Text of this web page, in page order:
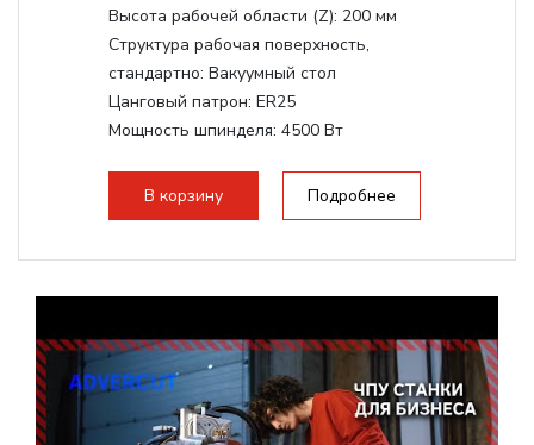
Высота рабочей области (Z): 200 мм
Структура рабочая поверхность,
стандартно: Вакуумный стол
Цанговый патрон: ER25
Мощность шпинделя: 4500 Вт
Мощность инвертора:
10500 Вт
В корзину Подробнее